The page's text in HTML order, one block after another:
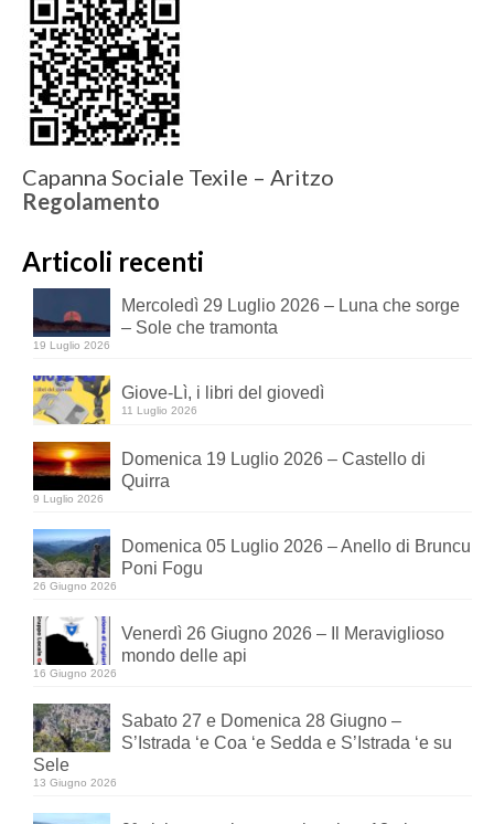
Capanna Sociale Texile – Aritzo
Regolamento
Articoli recenti
Mercoledì 29 Luglio 2026 – Luna che sorge
– Sole che tramonta
19 Luglio 2026
Giove-Lì, i libri del giovedì
11 Luglio 2026
Domenica 19 Luglio 2026 – Castello di
Quirra
9 Luglio 2026
Domenica 05 Luglio 2026 – Anello di Bruncu
Poni Fogu
26 Giugno 2026
Venerdì 26 Giugno 2026 – Il Meraviglioso
mondo delle api
16 Giugno 2026
Sabato 27 e Domenica 28 Giugno –
S’Istrada ‘e Coa ‘e Sedda e S’Istrada ‘e su
Sele
13 Giugno 2026